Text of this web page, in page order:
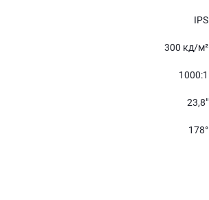
IPS
300 кд/м²
1000:1
23,8″
178°